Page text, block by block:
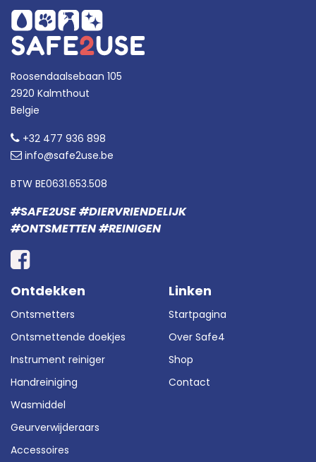
Ontdekken
Ontsmetters
Ontsmettende doekjes
Instrument reiniger
Handreiniging
Wasmiddel
Geurverwijderaars
Accessoires
Linken
Startpagina
Over Safe4
Shop
Contact
Roosendaalsebaan 105
2920 Kalmthout
Belgie
+32 477 936 898
info@safe2use.be
BTW BE0631.653.508
#SAFE2USE #DIERVRIENDELIJK
#ONTSMETTEN #REINIGEN